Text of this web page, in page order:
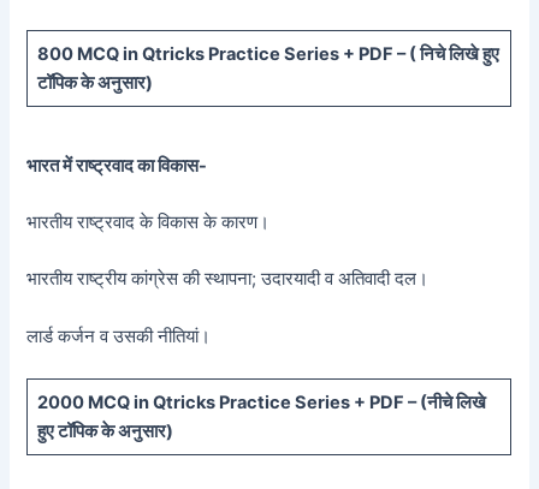
800 MCQ in Qtricks Practice Series + PDF – (निचे लिखे हुए
टॉपिक के अनुसार)
भारत में राष्ट्रवाद का विकास-
भारतीय राष्ट्रवाद के विकास के कारण।
भारतीय राष्ट्रीय कांग्रेस की स्थापना; उदारयादी व अतिवादी दल।
लार्ड कर्जन व उसकी नीतियां।
2000 MCQ in Qtricks Practice Series + PDF – (नीचेलिखे
हुए टॉपिक के अनुसार)